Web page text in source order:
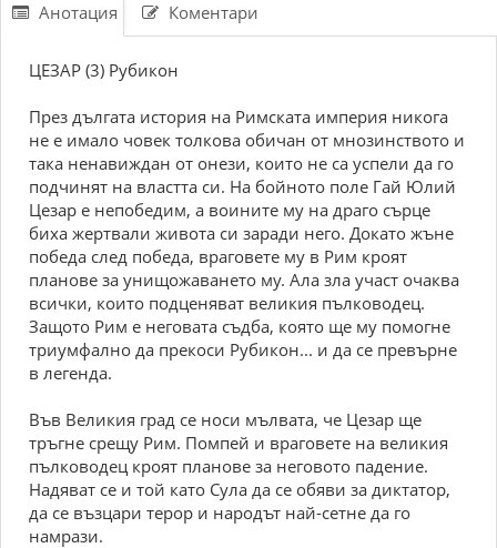
Анотация Коментари
ЦЕЗАР (3) Рубикон
През дългата история на Римската империя никога
не е имало човек толкова обичан от мнозинството и
така ненавиждан от онези, които не са успели да го
подчинят на властта си. На бойното поле Гай Юлий
Цезар е непобедим, а воините му на драго сърце
биха жертвали живота си заради него. Докато жъне
победа след победа, враговете му в Рим кроят
планове за унищожаването му. Ала зла участ очаква
всички, които подценяват великия пълководец.
Защото Рим е неговата съдба, която ще му помогне
триумфално да прекоси Рубикон... и да се превърне
в легенда.
Във Великия град се носи мълвата, че Цезар ще
тръгне срещу Рим. Помпей и враговете на великия
пълководец кроят планове за неговото падение.
Надяват се и той като Сула да се обяви за диктатор,
да се възцари терор и народът най-сетне да го
намрази.